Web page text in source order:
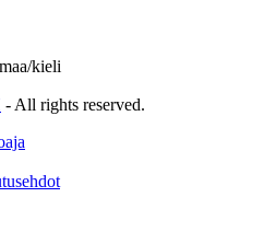
kieli
- All rights reserved.